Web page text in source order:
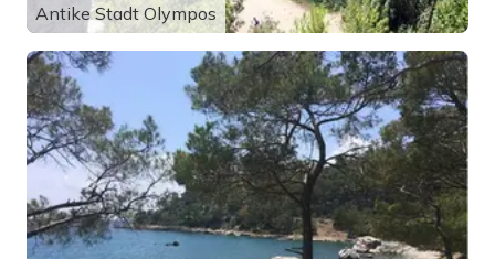
Antike Stadt Olympos